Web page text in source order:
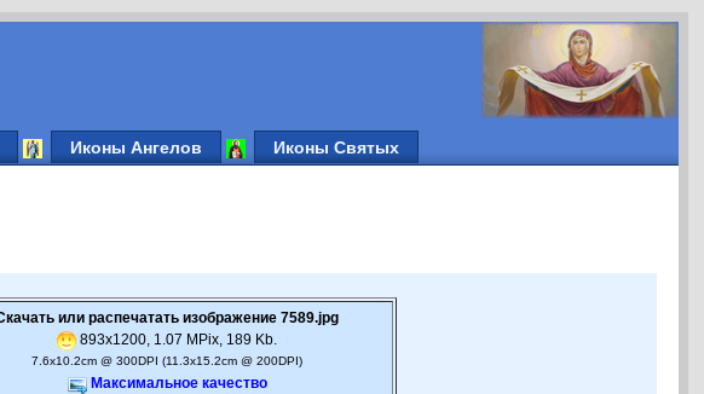
Иконы Ангелов Иконы Святых
или распечатать изображение 7589.jpg
893x1200, 1.07 MPix, 189 Kb.
7.6x10.2cm @ 300DPI (11.3x15.2cm @ 200DPI)
Максимальное качество